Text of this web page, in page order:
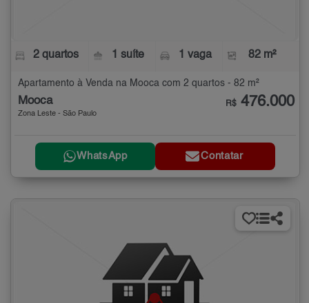
2 quartos 1 suíte 1 vaga 82 m²
Apartamento à Venda na Mooca com 2 quartos - 82 m²
Mooca
Zona Leste - São Paulo
R$ 476.000
WhatsApp Contatar